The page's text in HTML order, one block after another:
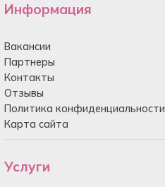
Информация
Вакансии
Партнеры
Контакты
Отзывы
Политика конфиденциальности
Карта сайта
Услуги